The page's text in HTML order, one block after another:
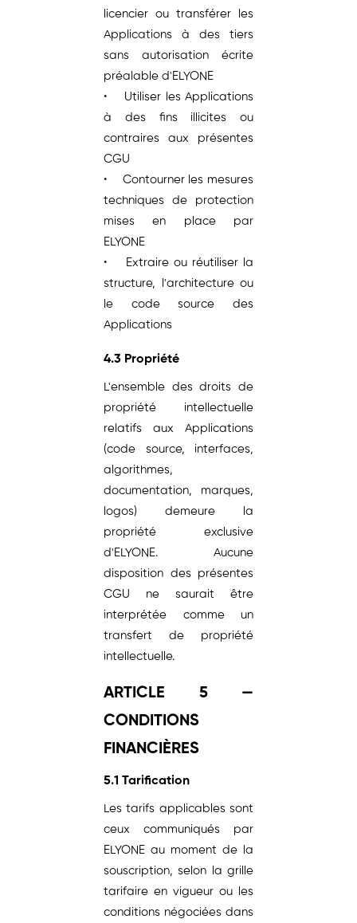
licencier ou transférer les
Applications à des tiers
sans autorisation écrite
préalable d'ELYONE
• Utiliser les Applications
à des fins illicites ou
contraires aux présentes
CGU
• Contourner les mesures
techniques de protection
mises en place par
ELYONE
• Extraire ou réutiliser la
structure, l'architecture ou
le code source des
Applications
4.3 Propriété
L'ensemble des droits de
propriété intellectuelle
relatifs aux Applications
(code source, interfaces,
algorithmes,
documentation, marques,
logos) demeure la
propriété exclusive
d'ELYONE. Aucune
disposition des présentes
CGU ne saurait être
interprétée comme un
transfert de propriété
intellectuelle.
ARTICLE 5 —
CONDITIONS
FINANCIÈRES
5.1 Tarification
Les tarifs applicables sont
ceux communiqués par
ELYONE au moment de la
souscription, selon la grille
tarifaire en vigueur ou les
conditions négociées dans